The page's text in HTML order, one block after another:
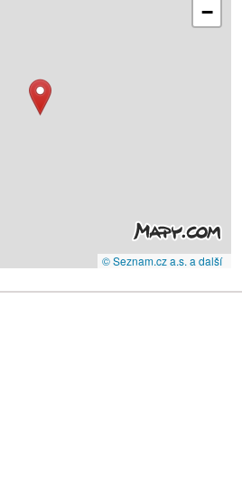
−
© Seznam.cz a.s. a další